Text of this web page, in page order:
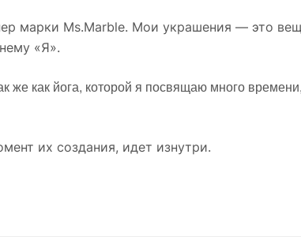
марки Ms.Marble. Мои украшения — это
«Я».
же как йога, которой я посвящаю много
их создания, идет изнутри.